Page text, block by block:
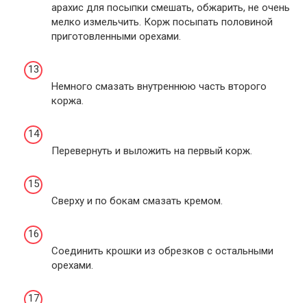
арахис для посыпки смешать, обжарить, не очень
мелко измельчить. Корж посыпать половиной
приготовленными орехами.
Немного смазать внутреннюю часть второго
коржа.
Перевернуть и выложить на первый корж.
Сверху и по бокам смазать кремом.
Соединить крошки из обрезков с остальными
орехами.